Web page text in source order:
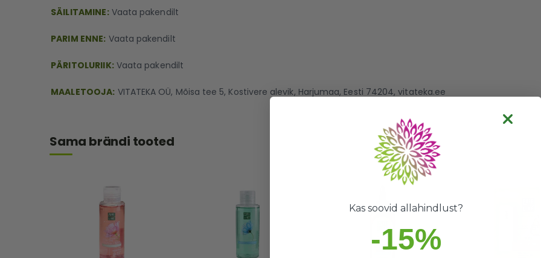
SÄILITAMINE:Vaata pakendilt
PARIM ENNE: Vaata pakendilt
PÄRITOLURIIK:Vaata pakendilt
MAALETOOJA: VITATEKA OÜ, Mõisa tee 5, Kostivere alevik, Harjumaa, Eesti 74204, vitateka.ee
Sama brändi tooted
Kas soovid allahindlust?
-15%